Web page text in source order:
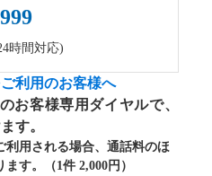
時間対応)
利用のお客様へ
お客様専用ダイヤルで、
す。
用される場合、通話料のほ
す。（1件 2,000円）